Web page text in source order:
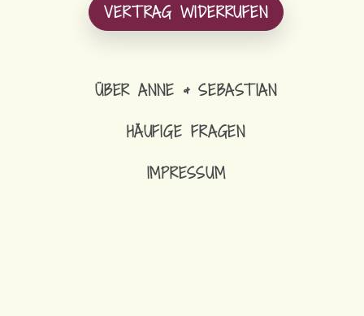
VERTRAG WIDERRUFEN
ÜBER ANNE & SEBASTIAN
HÄUFIGE FRAGEN
IMPRESSUM